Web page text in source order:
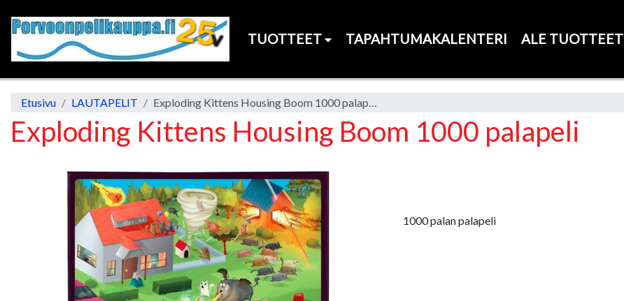
TUOTTEET TAPAHTUMAKALENTERI ALE TUOTTEET
Etusivu LAUTAPELIT Exploding Kittens Housing Boom 1000 palapeli
Exploding Kittens Housing Boom 1000 palapeli
1000 palan palapeli